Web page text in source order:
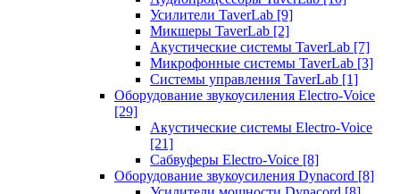
Усилители TaverLab [9]
Микшеры TaverLab [2]
Акустические системы TaverLab [7]
Микрофонные системы TaverLab [3]
Системы управления TaverLab [1]
Оборудование звукоусиления Electro-Voice
[29]
Акустические системы Electro-Voice
[21]
Сабвуферы Electro-Voice [8]
Оборудование звукоусиления Dynacord [8]